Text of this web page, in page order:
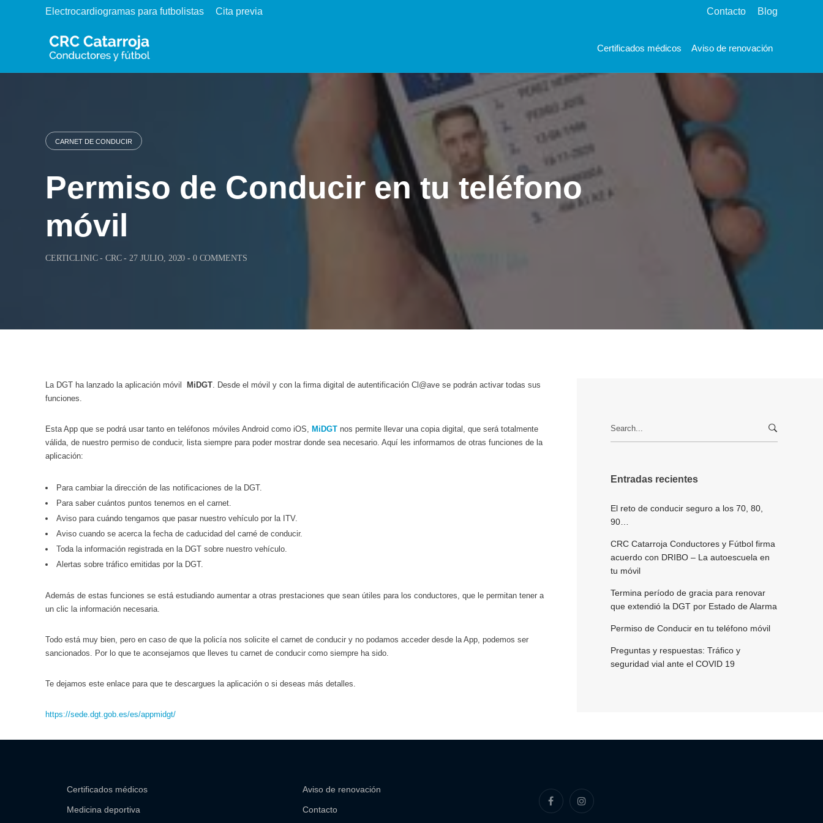
Electrocardiogramas para futbolistas Cita previa Contacto Blog
Certificados médicos Aviso de renovación
CARNET DE CONDUCIR
Permiso de Conducir en tu teléfono
móvil
CERTICLINIC - CRC- 27 JULIO, 2020- 0 COMMENTS
La DGT ha lanzado la aplicación móvil MiDGT. Desde el móvil y con la firma digital de autentificación Cl@ave se podrán activar todas sus
funciones.
Esta App que se podrá usar tanto en teléfonos móviles Android como iOS, MiDGT nos permite llevar una copia digital, que será totalmente
válida, de nuestro permiso de conducir, lista siempre para poder mostrar donde sea necesario. Aquí les informamos de otras funciones de la
aplicación:
Para cambiar la dirección de las notificaciones de la DGT.
Para saber cuántos puntos tenemos en el carnet.
Aviso para cuándo tengamos que pasar nuestro vehículo por la ITV.
Aviso cuando se acerca la fecha de caducidad del carné de conducir.
Toda la información registrada en la DGT sobre nuestro vehículo.
Alertas sobre tráfico emitidas por la DGT.
Además de estas funciones se está estudiando aumentar a otras prestaciones que sean útiles para los conductores, que le permitan tener a
un clic la información necesaria.
Todo está muy bien, pero en caso de que la policía nos solicite el carnet de conducir y no podamos acceder desde la App, podemos ser
sancionados. Por lo que te aconsejamos que lleves tu carnet de conducir como siempre ha sido.
Te dejamos este enlace para que te descargues la aplicación o si deseas más detalles.
https://sede.dgt.gob.es/es/appmidgt/
Entradas recientes
El reto de conducir seguro a los 70, 80,
90…
CRC Catarroja Conductores y Fútbol firma
acuerdo con DRIBO – La autoescuela en
tu móvil
Termina período de gracia para renovar
que extendió la DGT por Estado de Alarma
Permiso de Conducir en tu teléfono móvil
Preguntas y respuestas: Tráfico y
seguridad vial ante el COVID 19
Certificados médicos
Medicina deportiva
Aviso de renovación
Contacto